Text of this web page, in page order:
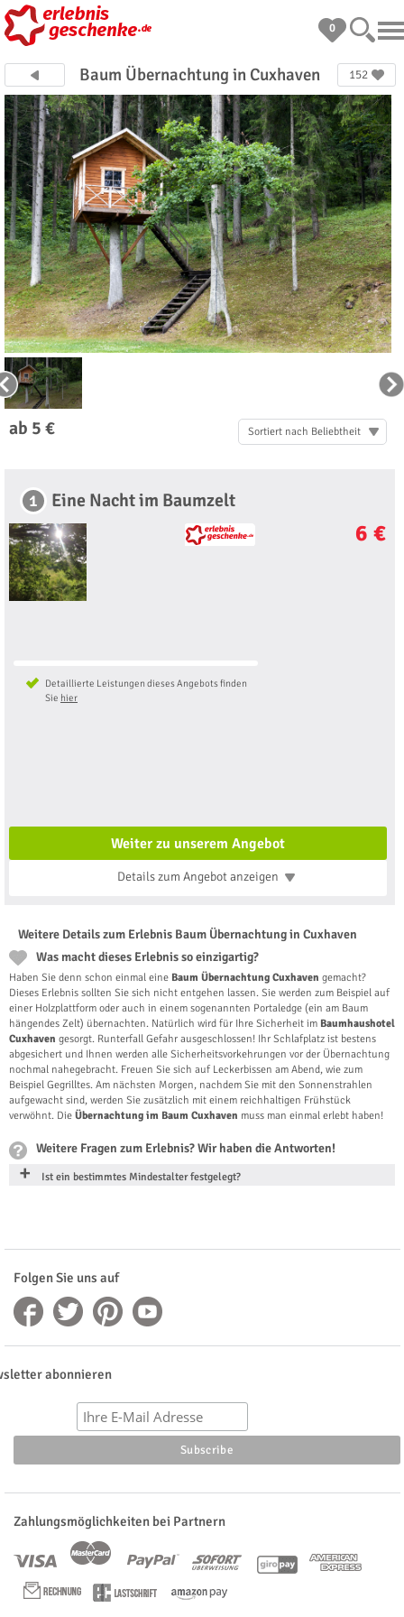
0
Baum Übernachtung in Cuxhaven 152
ab 5 € Sortiert nach Beliebtheit
1 Eine Nacht im Baumzelt
6 €
Detaillierte Leistungen dieses Angebots finden
Sie hier
Weiter zu unserem Angebot
Details zum Angebotanzeigen
Weitere Details zum Erlebnis Baum Übernachtung in Cuxhaven
Was macht dieses Erlebnis so einzigartig?
Haben Sie denn schon einmal eine Baum Übernachtung Cuxhaven gemacht?
Dieses Erlebnis sollten Sie sich nicht entgehen lassen. Sie werden zum Beispiel auf
einer Holzplattform oder auch in einem sogenannten Portaledge (ein am Baum
hängendes Zelt) übernachten. Natürlich wird für Ihre Sicherheit im Baumhaushotel
Cuxhaven gesorgt. Runterfall Gefahr ausgeschlossen! Ihr Schlafplatz ist bestens
abgesichert und Ihnen werden alle Sicherheitsvorkehrungen vor der Übernachtung
nochmal nahegebracht. Freuen Sie sich auf Leckerbissen am Abend, wie zum
Beispiel Gegrilltes. Am nächsten Morgen, nachdem Sie mit den Sonnenstrahlen
aufgewacht sind, werden Sie zusätzlich mit einem reichhaltigen Frühstück
verwöhnt. Die Übernachtung im Baum Cuxhaven muss man einmal erlebt haben!
Weitere Fragen zum Erlebnis? Wir haben die Antworten!
Ist ein bestimmtes Mindestalter festgelegt?
Folgen Sie uns auf
abonnieren
Zahlungsmöglichkeiten bei Partnern